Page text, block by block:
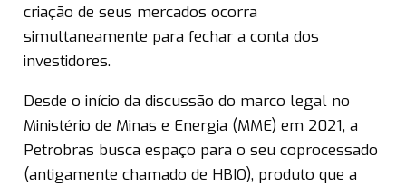
criação de seus mercados ocorra
simultaneamente para fechar a conta dos
investidores.
Desde o início da discussão do marco legal no
Ministério de Minas e Energia (MME) em 2021, a
Petrobras busca espaço para o seu coprocessado
(antigamente chamado de HBIO), produto que a